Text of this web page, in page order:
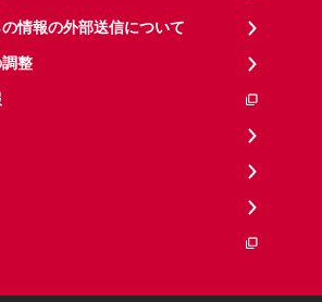
情報の外部送信について
整